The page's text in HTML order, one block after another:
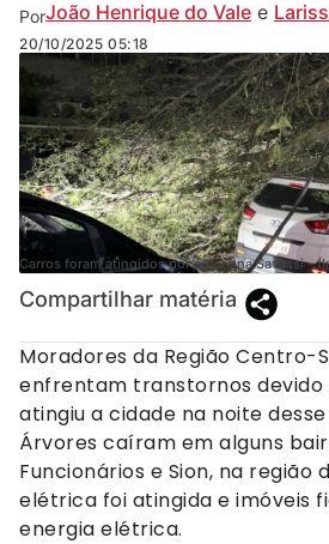
PorJoão Henrique do Vale e
20/10/2025 05:18
Carros foram atingidos por árvore na Savassi -
Compartilhar matéria
Moradores da Região Centro-
enfrentam transtornos devido
atingiu a cidade na noite
Árvores caíram em alguns
Funcionários e Sion, na região
elétrica foi atingida e imóveis
energia elétrica.